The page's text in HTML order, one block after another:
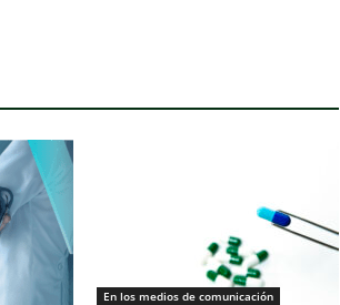
En los medios de comunicación